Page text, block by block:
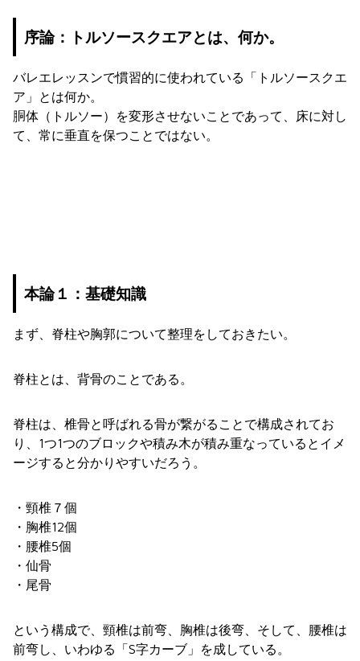
序論：トルソースクエアとは、何か。
バレエレッスンで慣習的に使われている「トルソースクエ
ア」とは何か。
胴体（トルソー）を変形させないことであって、床に対し
て、常に垂直を保つことではない。
本論１：基礎知識
まず、脊柱や胸郭について整理をしておきたい。
脊柱とは、背骨のことである。
脊柱は、椎骨と呼ばれる骨が繋がることで構成されてお
り、1つ1つのブロックや積み木が積み重なっているとイメ
ージすると分かりやすいだろう。
・頸椎７個
・胸椎12個
・腰椎5個
・仙骨
・尾骨
という構成で、頸椎は前弯、胸椎は後弯、そして、腰椎は
前弯し、いわゆる「S字カーブ」を成している。